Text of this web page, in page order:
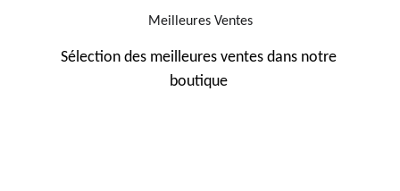
Meilleures Ventes
Sélection des meilleures ventes dans notre
boutique